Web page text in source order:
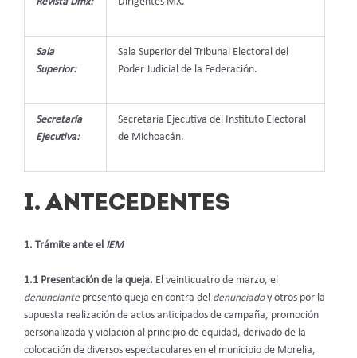
Sala
Superior:
Sala Superior del Tribunal Electoral del
Poder Judicial de la Federación.
Secretaría
Ejecutiva:
Secretaría Ejecutiva del Instituto Electoral
de Michoacán.
I. ANTECEDENTES
1. Trámite ante el IEM
1.1 Presentación de la queja. El veinticuatro de marzo, el
denunciantepresentó queja en contra del denunciadoy otros por la
supuesta realización de actos anticipados de campaña, promoción
personalizada y violación al principio de equidad, derivado de la
colocación de diversos espectaculares en el municipio de Morelia,